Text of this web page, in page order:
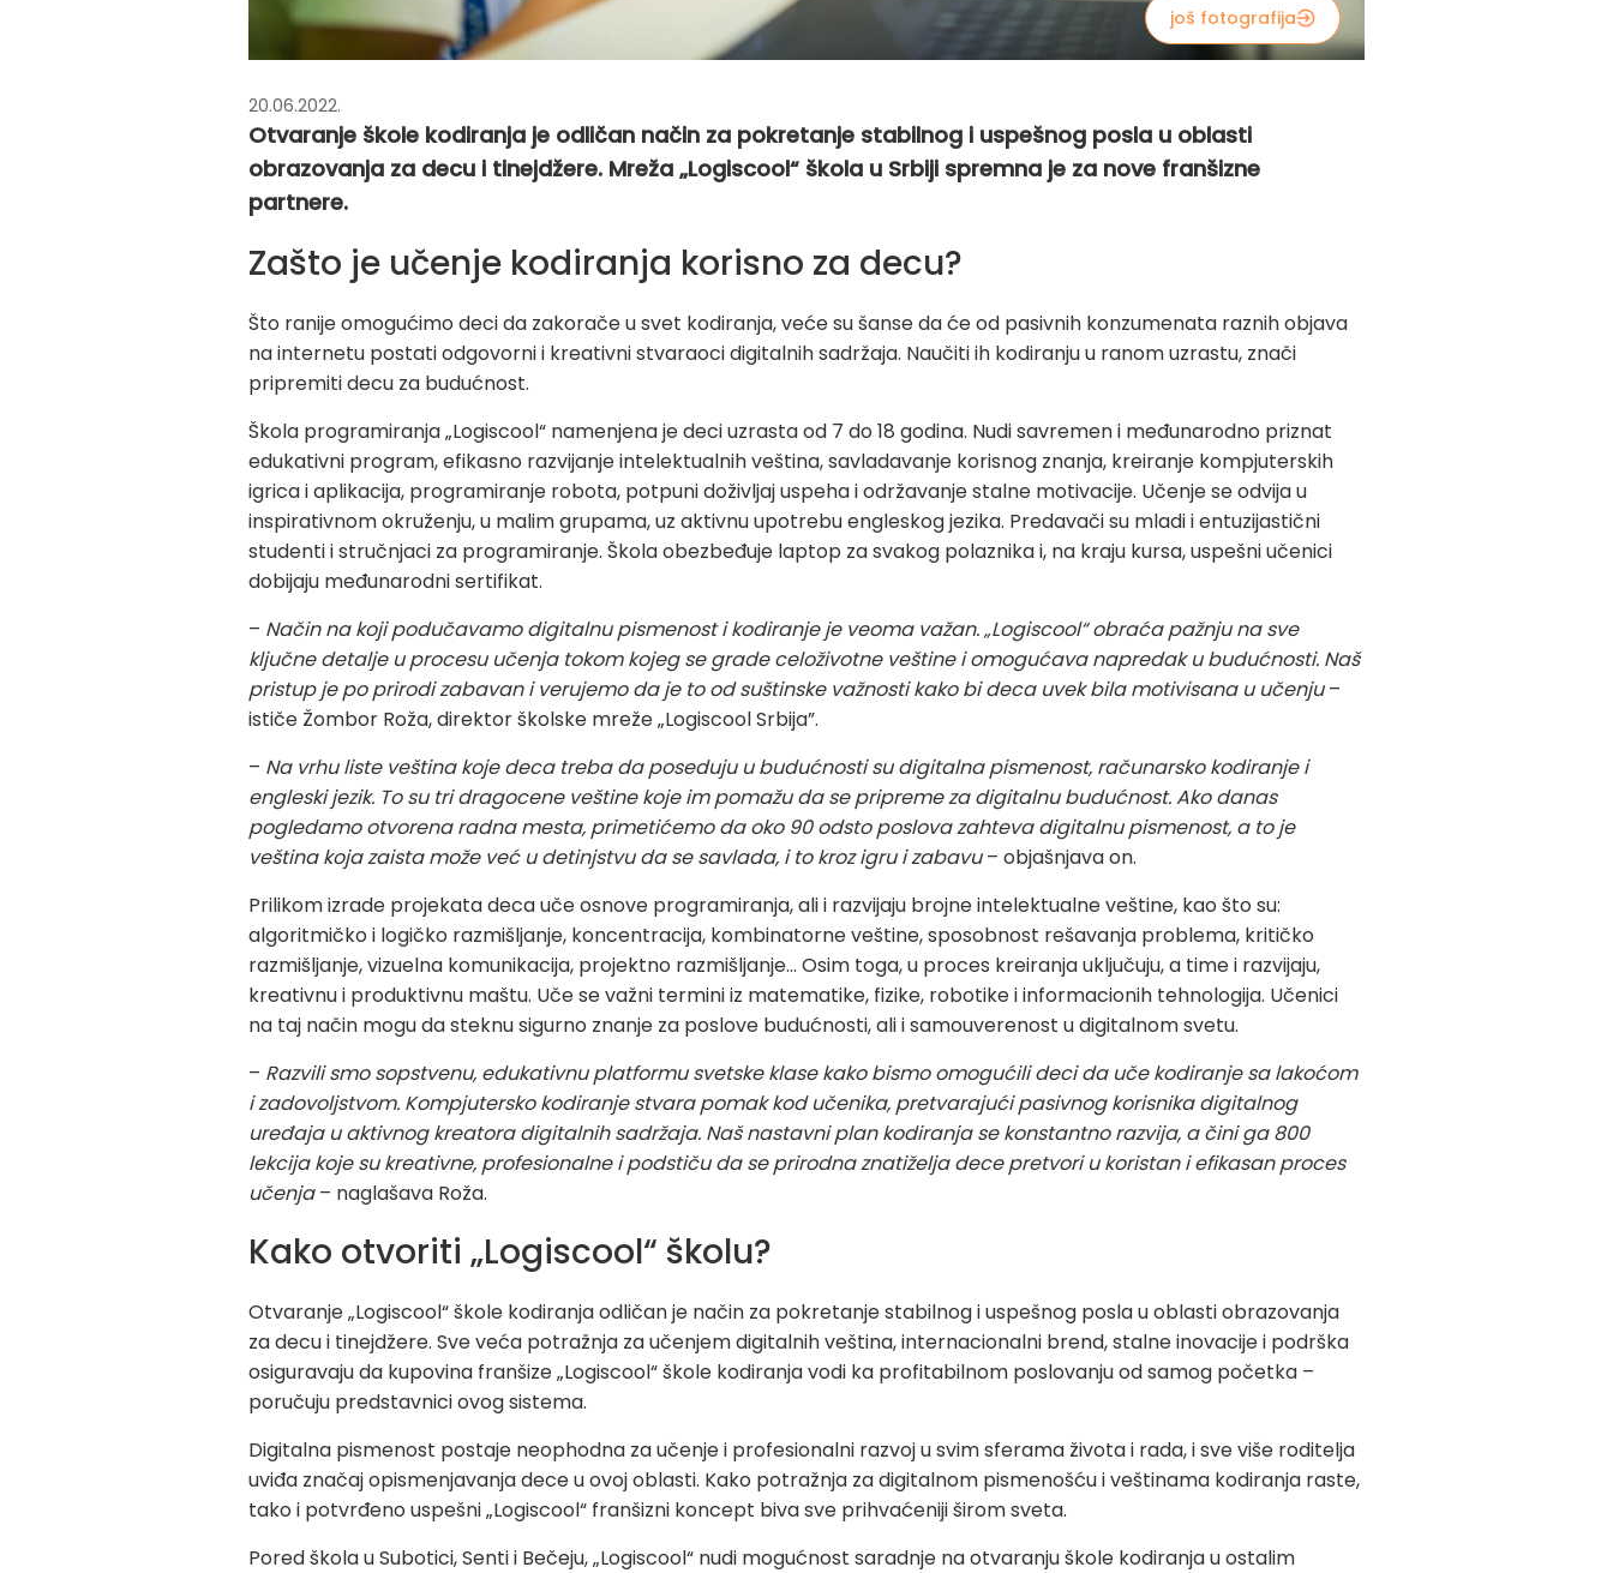
još fotografija
20.06.2022.
Otvaranje škole kodiranja je odličan način za pokretanje stabilnog i uspešnog posla u oblasti
obrazovanja za decu i tinejdžere. Mreža „Logiscool“ škola u Srbiji spremna je za nove franšizne
partnere.
Zašto je učenje kodiranja korisno za decu?
Što ranije omogućimo deci da zakorače u svet kodiranja, veće su šanse da će od pasivnih konzumenata raznih objava
na internetu postati odgovorni i kreativni stvaraoci digitalnih sadržaja. Naučiti ih kodiranju u ranom uzrastu, znači
pripremiti decu za budućnost.
Škola programiranja „Logiscool“ namenjena je deci uzrasta od 7 do 18 godina. Nudi savremen i međunarodno priznat
edukativni program, efikasno razvijanje intelektualnih veština, savladavanje korisnog znanja, kreiranje kompjuterskih
igrica i aplikacija, programiranje robota, potpuni doživljaj uspeha i održavanje stalne motivacije. Učenje se odvija u
inspirativnom okruženju, u malim grupama, uz aktivnu upotrebu engleskog jezika. Predavači su mladi i entuzijastični
studenti i stručnjaci za programiranje. Škola obezbeđuje laptop za svakog polaznika i, na kraju kursa, uspešni učenici
dobijaju međunarodni sertifikat.
– Način na koji podučavamo digitalnu pismenost i kodiranje je veoma važan. „Logiscool“ obraća pažnju na sve
ključne detalje u procesu učenja tokom kojeg se grade celoživotne veštine i omogućava napredak u budućnosti. Naš
pristup je po prirodi zabavan i verujemo da je to od suštinske važnosti kako bi deca uvek bila motivisana u učenju–
ističe Žombor Roža, direktor školske mreže „Logiscool Srbija”.
– Na vrhu liste veština koje deca treba da poseduju u budućnosti su digitalna pismenost, računarsko kodiranje i
engleski jezik. To su tri dragocene veštine koje im pomažu da se pripreme za digitalnu budućnost. Ako danas
pogledamo otvorena radna mesta, primetićemo da oko 90 odsto poslova zahteva digitalnu pismenost, a to je
veština koja zaista može već u detinjstvu da se savlada, i to kroz igru i zabavu– objašnjava on.
Prilikom izrade projekata deca uče osnove programiranja, ali i razvijaju brojne intelektualne veštine, kao što su:
algoritmičko i logičko razmišljanje, koncentracija, kombinatorne veštine, sposobnost rešavanja problema, kritičko
razmišljanje, vizuelna komunikacija, projektno razmišljanje... Osim toga, u proces kreiranja uključuju, a time i razvijaju,
kreativnu i produktivnu maštu. Uče se važni termini iz matematike, fizike, robotike i informacionih tehnologija. Učenici
na taj način mogu da steknu sigurno znanje za poslove budućnosti, ali i samouverenost u digitalnom svetu.
– Razvili smo sopstvenu, edukativnu platformu svetske klase kako bismo omogućili deci da uče kodiranje sa lakoćom
i zadovoljstvom. Kompjutersko kodiranje stvara pomak kod učenika, pretvarajući pasivnog korisnika digitalnog
uređaja u aktivnog kreatora digitalnih sadržaja. Naš nastavni plan kodiranja se konstantno razvija, a čini ga 800
lekcija koje su kreativne, profesionalne i podstiču da se prirodna znatiželja dece pretvori u koristan i efikasan proces
učenja– naglašava Roža.
Kako otvoriti „Logiscool“ školu?
Otvaranje „Logiscool“ škole kodiranja odličan je način za pokretanje stabilnog i uspešnog posla u oblasti obrazovanja
za decu i tinejdžere. Sve veća potražnja za učenjem digitalnih veština, internacionalni brend, stalne inovacije i podrška
osiguravaju da kupovina franšize „Logiscool“ škole kodiranja vodi ka profitabilnom poslovanju od samog početka –
poručuju predstavnici ovog sistema.
Digitalna pismenost postaje neophodna za učenje i profesionalni razvoj u svim sferama života i rada, i sve više roditelja
uviđa značaj opismenjavanja dece u ovoj oblasti. Kako potražnja za digitalnom pismenošću i veštinama kodiranja raste,
tako i potvrđeno uspešni „Logiscool“ franšizni koncept biva sve prihvaćeniji širom sveta.
Pored škola u Subotici, Senti i Bečeju, „Logiscool“ nudi mogućnost saradnje na otvaranju škole kodiranja u ostalim